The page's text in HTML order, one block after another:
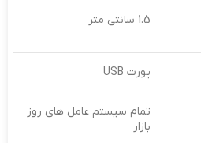
1.5 سانتی متر
پورت USB
تمام سیستم عامل های روز
بازار